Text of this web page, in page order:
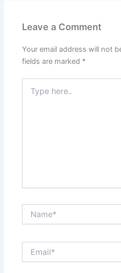
Leave a Comment
Your email address will not
fields are marked *
here..